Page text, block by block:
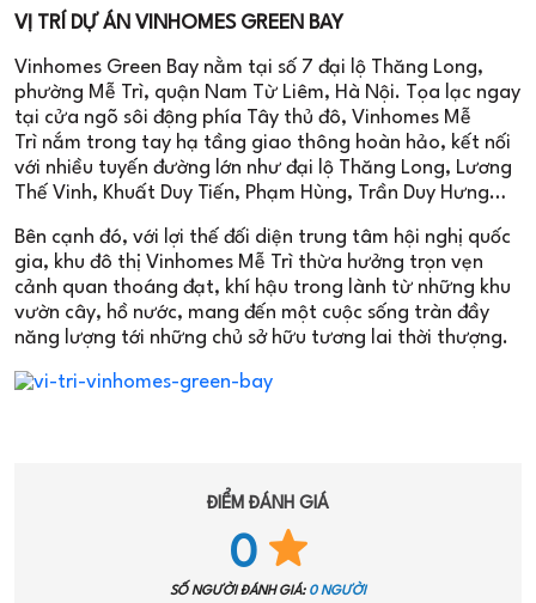
VỊ TRÍ DỰ ÁN VINHOMES GREEN BAY
Vinhomes Green Bay nằm tại số 7 đại lộ Thăng Long,
phường Mễ Trì, quận Nam Từ Liêm, Hà Nội. Tọa lạc ngay
tại cửa ngõ sôi động phía Tây thủ đô, Vinhomes Mễ
Trì nắm trong tay hạ tầng giao thông hoàn hảo, kết nối
với nhiều tuyến đường lớn như đại lộ Thăng Long, Lương
Thế Vinh, Khuất Duy Tiến, Phạm Hùng, Trần Duy Hưng…
Bên cạnh đó, với lợi thế đối diện trung tâm hội nghị quốc
gia, khu đô thị Vinhomes Mễ Trì thừa hưởng trọn vẹn
cảnh quan thoáng đạt, khí hậu trong lành từ những khu
vườn cây, hồ nước, mang đến một cuộc sống tràn đầy
năng lượng tới những chủ sở hữu tương lai thời thượng.
ĐIỂM ĐÁNH GIÁ
0
SỐ NGƯỜI ĐÁNH GIÁ: 0 NGƯỜI